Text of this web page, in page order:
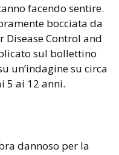
facendo sentire.
bocciata da
Disease Control and
sul bollettino
un’indagine su circa
5 ai 12 anni.
dannoso per la